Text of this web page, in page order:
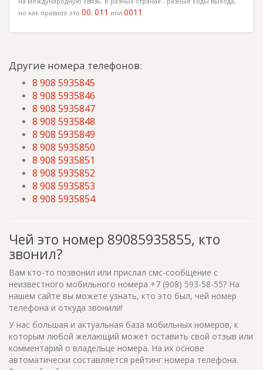
но как правило это 00, 011 или 0011 .
Другие номера телефонов:
8 908 5935845
8 908 5935846
8 908 5935847
8 908 5935848
8 908 5935849
8 908 5935850
8 908 5935851
8 908 5935852
8 908 5935853
8 908 5935854
Чей это номер 89085935855, кто
звонил?
Вам кто-то позвонил или прислал смс-сообщение с
неизвестного мобильного номера +7 (908) 593-58-55? На
нашем сайте вы можете узнать, кто это был, чей номер
телефона и откуда звонили!
У нас большая и актуальная база мобильных номеров, к
которым любой желающий может оставить свой отзыв или
комментарий о владельце номера. На их основе
автоматически составляется рейтинг номера телефона.